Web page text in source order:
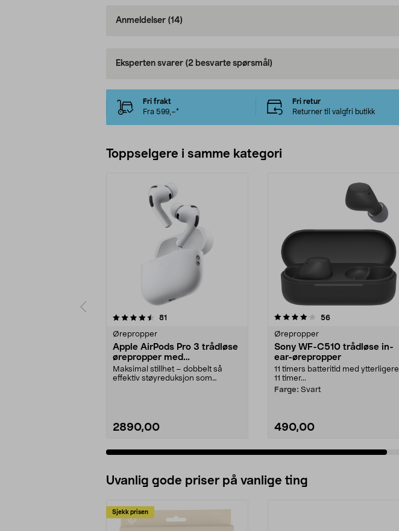
Anmeldelser (14)
Eksperten svarer (2 besvarte spørsmål)
Fri frakt
Fra 599,–*
Fri retur
Returner til valgfri butikk
Toppselgere i samme kategori
81
Ørepropper
Apple AirPods Pro 3 trådløse
ørepropper med
støyreduksjon
Maksimal stillhet – dobbelt så
effektiv støyreduksjon som
2890,00
4.0 av 5 stjerner 56anmeldelser
Ørepropper
Sony WF-C510 trådløse in-
ear-ørepropper
11 timers batteritid med ytterligere
11 timer...
Farge: Svart
490,00
4.5 av 5 stjerner
Uvanlig gode priser på vanlige ting
Sjekk prisen